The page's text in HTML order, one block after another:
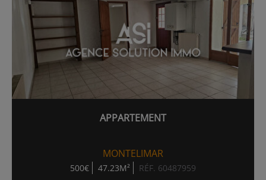
APPARTEMENT
MONTELIMAR
500€ 47.23M² RÉF. 60487959